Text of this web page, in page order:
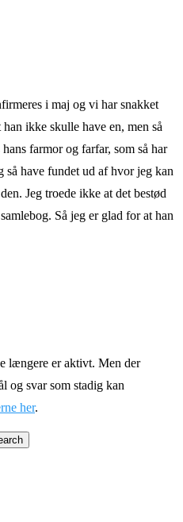
i maj og vi har snakket
ikke skulle have en, men så
farmor og farfar, som så har
have fundet ud af hvor jeg kan
Jeg troede ikke at det bestød
Så jeg er glad for at han
længere er aktivt. Men der
og svar som stadig kan
her.